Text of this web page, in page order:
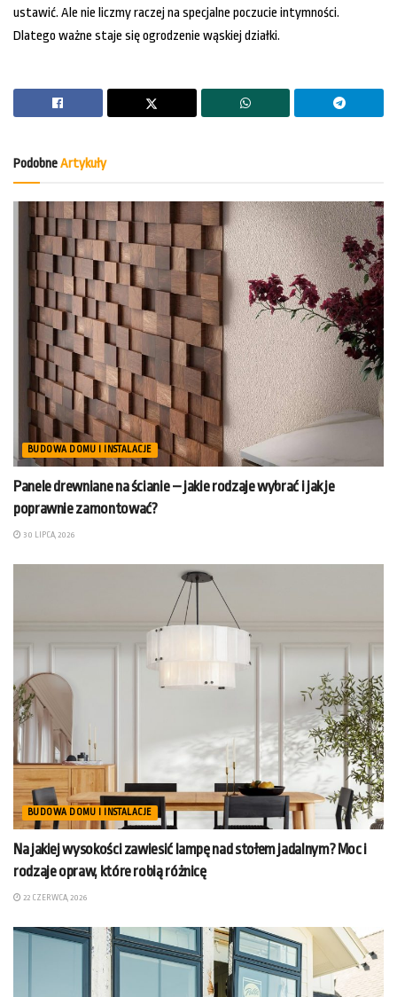
ustawić. Ale nie liczmy raczej na specjalne poczucie intymności.
Dlatego ważne staje się ogrodzenie wąskiej działki.
PodobneArtykuły
BUDOWA DOMU I INSTALACJE
Panele drewniane na ścianie – jakie rodzaje wybrać i jak je
poprawnie zamontować?
30 LIPCA, 2026
BUDOWA DOMU I INSTALACJE
Na jakiej wysokości zawiesić lampę nad stołem jadalnym? Moc i
rodzaje opraw, które robią różnicę
22 CZERWCA, 2026